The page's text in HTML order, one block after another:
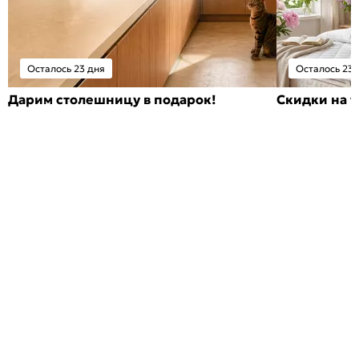
Осталось 23 дня
Дарим столешницу в подарок!
Осталось 23
Скидки на